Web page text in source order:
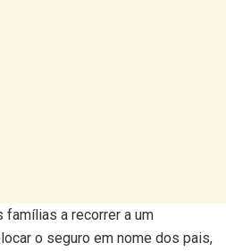
famílias a recorrer a um
o seguro em nome dos pais,